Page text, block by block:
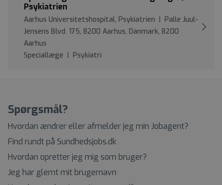
Psykiatrien
Aarhus Universitetshospital, Psykiatrien | Palle Juul-
Jensens Blvd. 175, 8200 Aarhus, Danmark, 8200
Aarhus
Speciallæge | Psykiatri
Spørgsmål?
Hvordan ændrer eller afmelder jeg min Jobagent?
Find rundt på Sundhedsjobs.dk
Hvordan opretter jeg mig som bruger?
Jeg har glemt mit brugernavn